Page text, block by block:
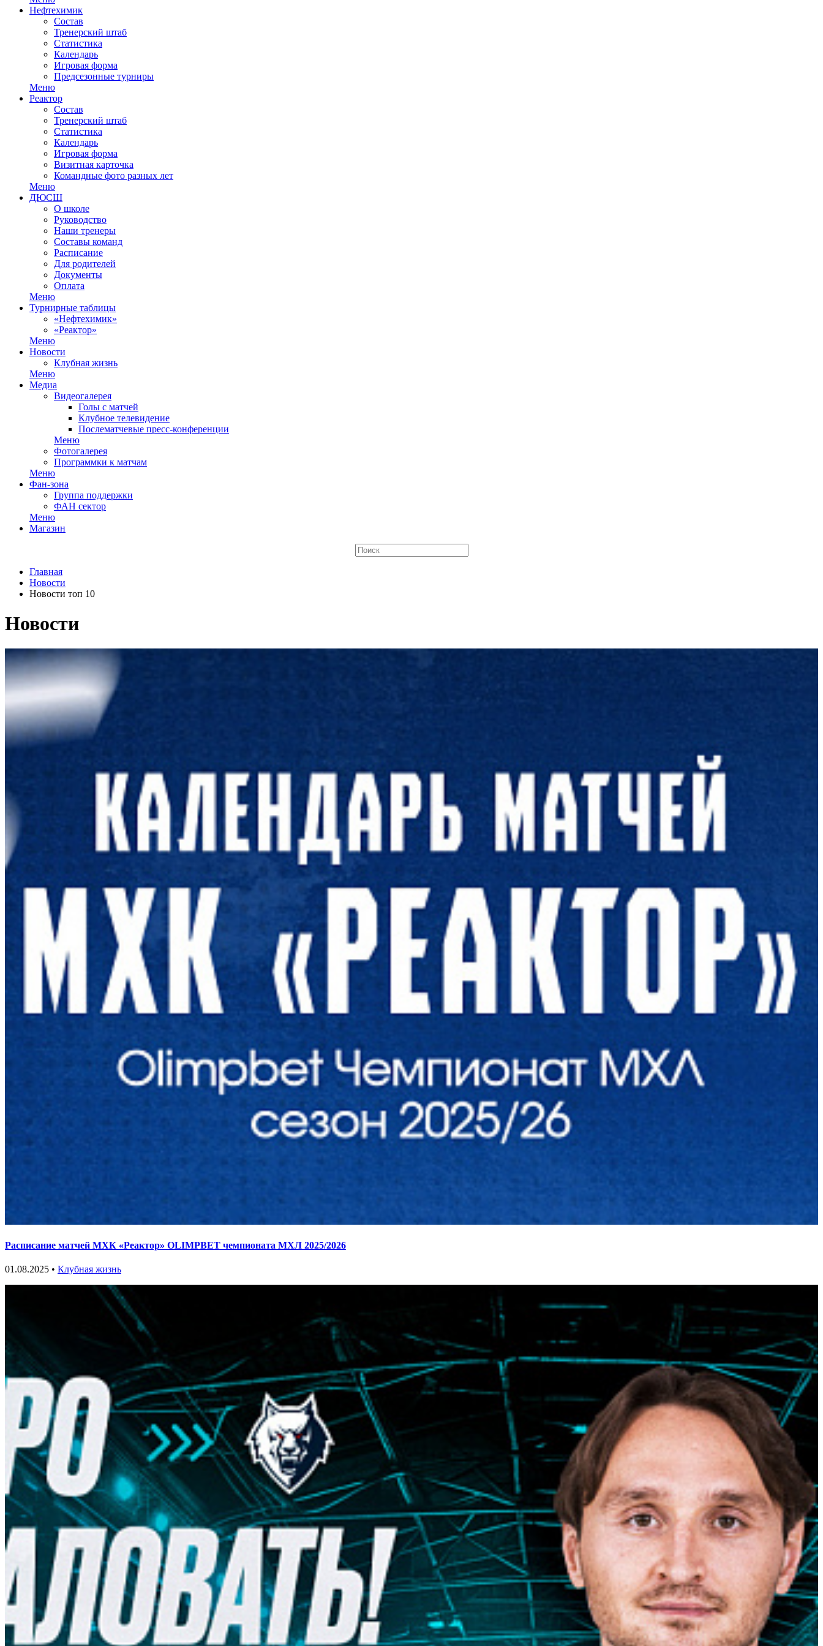
Нефтехимик
Состав
Тренерский штаб
Статистика
Календарь
Игровая форма
Предсезонные турниры
Меню
Реактор
Состав
Тренерский штаб
Статистика
Календарь
Игровая форма
Визитная карточка
Командные фото разных лет
Меню
ДЮСШ
О школе
Руководство
Наши тренеры
Составы команд
Расписание
Для родителей
Документы
Оплата
Меню
Турнирные таблицы
«Нефтехимик»
«Реактор»
Меню
Новости
Клубная жизнь
Меню
Медиа
Видеогалерея
Голы с матчей
Клубное телевидение
Послематчевые пресс-конференции
Меню
Фотогалерея
Программки к матчам
Меню
Фан-зона
Группа поддержки
ФАН сектор
Меню
Магазин
Главная
Новости
Новости топ 10
Новости
Расписание матчей МХК «Реактор» OLIMPBET чемпионата МХЛ 2025/2026
01.08.2025 • Клубная жизнь